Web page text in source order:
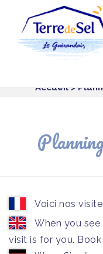
Accueil>
Voici nos
When you
visit is for you.
Panneau de gestion des